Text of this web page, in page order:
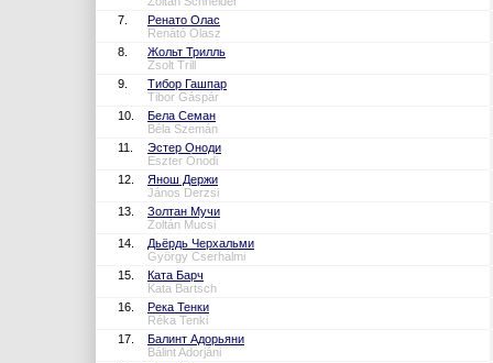
7.
Ренато Олас
Renátó Olasz
8.
Жольт Трилль
Zsolt Trill
9.
Тибор Гашпар
Tibor Gáspár
10.
Бела Семан
Béla Szemán
11.
Эстер Оноди
Eszter Ónodi
12.
Янош Держи
János Derzsi
13.
Золтан Мучи
Zoltán Mucsi
14.
Дьёрдь Черхальми
György Cserhalmi
15.
Ката Барч
Kata Bartsch
16.
Река Тенки
Réka Tenki
17.
Балинт Адорьяни
Bálint Adorjáni